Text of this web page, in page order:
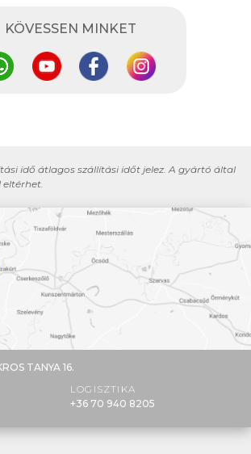
KÖVESSEN MINKET
idő átlagos szállítási időt jelez. A gyártó által
TANYA 16.
LOGISZTIKA
+36 70 940 8205